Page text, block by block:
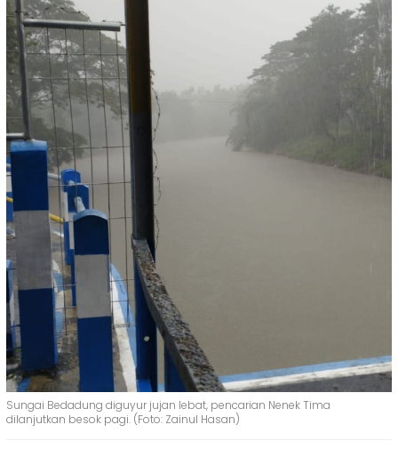
Sungai Bedadung diguyur jujan lebat, pencarian Nenek Tima
dilanjutkan besok pagi. (Foto: Zainul Hasan)